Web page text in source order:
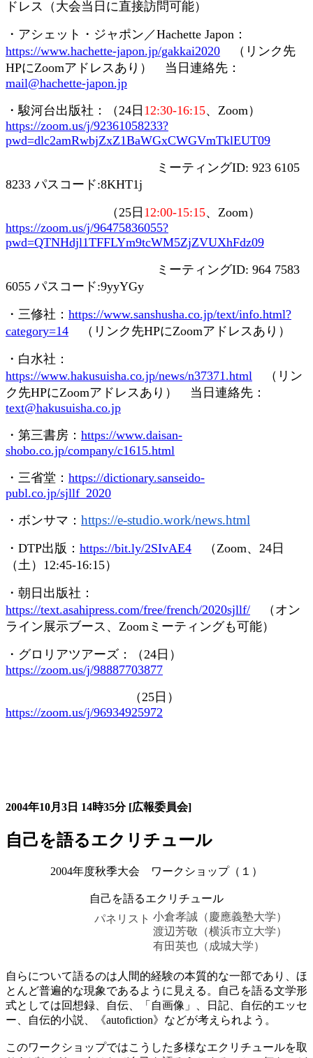
ドレス（大会当日に直接訪問可能）
・アシェット・ジャポン／Hachette Japon ：
https://www.hachette-japon.jp/gakkai2020 （リンク先
HPにZoomアドレスあり） 当日連絡先：
mail@hachette-japon.jp
・駿河台出版社：（24 日 12:30-16:15、 Zoom）
https://zoom.us/j/92361058233?
pwd=dlc2amRwbjZxZ1BaWGxCWGVmTklEUT09
ミーティングID: 923 6105
8233 パスコード:8KHT1j
（25 日 12:00-15:15、 Zoom）
https://zoom.us/j/96475836055?
pwd=QTNHdjl1TFFLYm9tcWM5ZjZVUXhFdz09
ミーティングID: 964 7583
6055 パスコード:9yyYGy
・三修社： https://www.sanshusha.co.jp/text/info.html?
category=14 （リンク先HPにZoomアドレスあり）
・白水社：
https://www.hakusuisha.co.jp/news/n37371.html （リン
ク先HPにZoomアドレスあり） 当日連絡先：
text@hakusuisha.co.jp
・第三書房： https://www.daisan-
shobo.co.jp/company/c1615.html
・三省堂： https://dictionary.sanseido-
publ.co.jp/sjllf_2020
・ボンサマ： https://e-studio.work/news.html
・ DTP出版： https://bit.ly/2SIvAE4 （Zoom、 24 日
（土） 12:45-16:15）
・朝日出版社：
https://text.asahipress.com/free/french/2020sjllf/ （オン
ライン展示ブース、 Zoom ミーティングも可能）
・グロリアツアーズ：（24 日）
https://zoom.us/j/98887703877
（25 日）
https://zoom.us/j/96934925972
2004年10月3日 14時35分 [広報委員会]
自己を語るエクリチュール
2004年度秋季大会 ワークショップ（１）
自己を語るエクリチュール
パネリスト 小倉孝誠（慶應義塾大学）
渡辺芳敬（横浜市立大学）
有田英也（成城大学）
自らについて語るのは人間的経験の本質的な一部であり、ほ
とんど普遍的な現象であるように見える。自己を語る文学形
式としては回想録、自伝、「自画像」、日記、自伝的エッセ
ー、自伝的小説、《autofiction》などが考えられよう。
このワークショップではこうした多様なエクリチュールを取